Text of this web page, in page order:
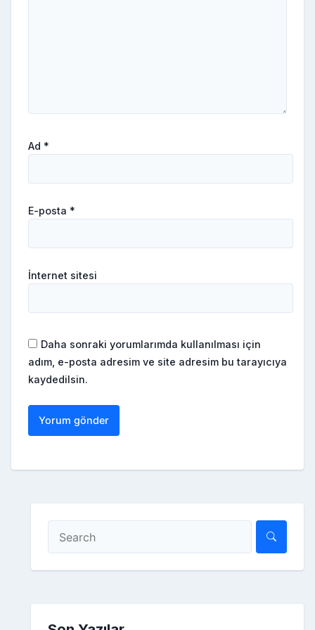
Ad *
E-posta *
İnternet sitesi
Daha sonraki yorumlarımda kullanılması için
adım, e-posta adresim ve site adresim bu tarayıcıya
kaydedilsin.